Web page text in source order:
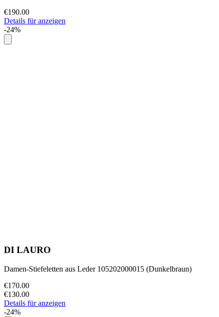
€190.00
Details für anzeigen
-24%
DI LAURO
Damen-Stiefeletten aus Leder 105202000015 (Dunkelbraun)
€170.00
€130.00
Details für anzeigen
-24%